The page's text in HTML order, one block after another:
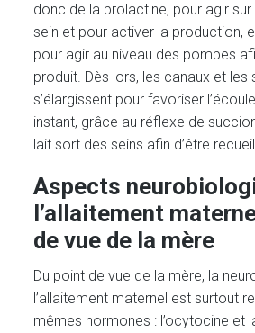
donc de la prolactine, pour agir
sein et pour activer la production,
pour agir au niveau des pompes
produit. Dès lors, les canaux et les
s’élargissent pour favoriser
instant, grâce au réflexe de
lait sort des seins afin d’être
Aspects
l’allaitement
de vue de la mère
Du point de vue de la mère, la
l’allaitement maternel est surtout
mêmes hormones : l’ocytocine et